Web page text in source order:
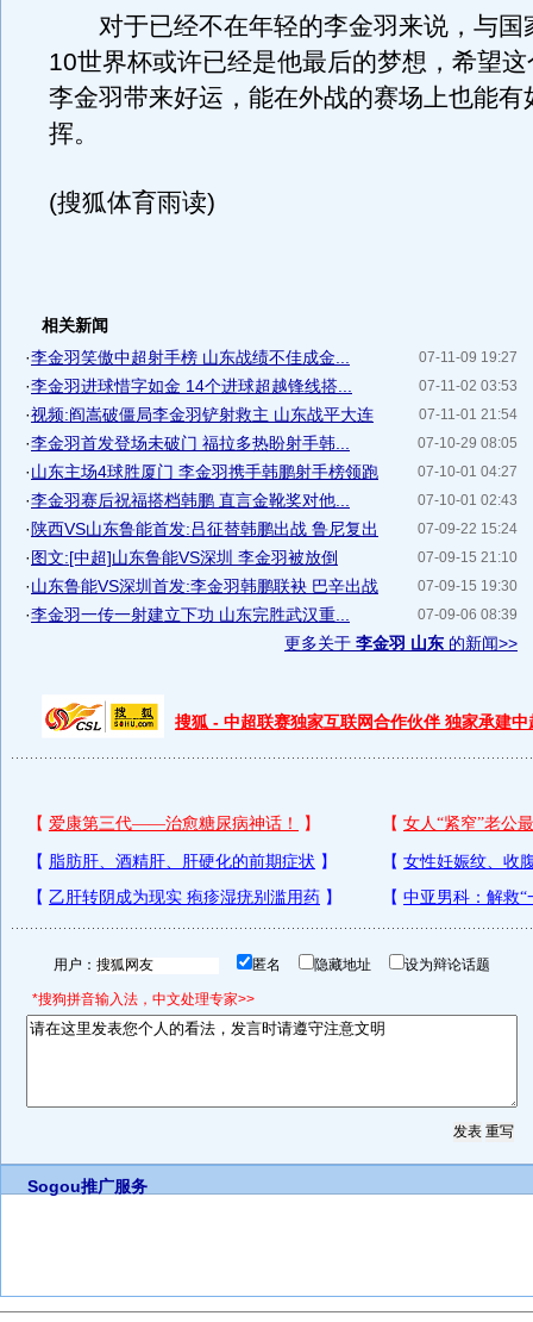
对于已经不在年轻的李金羽来说，与国
10世界杯或许已经是他最后的梦想，希望
李金羽带来好运，能在外战的赛场上也能有
挥。
(搜狐体育雨读)
相关新闻
07-11-09 19:27
·李金羽笑傲中超射手榜 山东战绩不佳成金...
07-11-02 03:53
·李金羽进球惜字如金 14个进球超越锋线搭...
07-11-01 21:54
·视频:阎嵩破僵局李金羽铲射救主 山东战平大连
07-10-29 08:05
·李金羽首发登场未破门 福拉多热盼射手韩...
07-10-01 04:27
·山东主场4球胜厦门 李金羽携手韩鹏射手榜领跑
07-10-01 02:43
·李金羽赛后祝福搭档韩鹏 直言金靴奖对他...
07-09-22 15:24
· 陕西VS山东鲁能首发:吕征替韩鹏出战 鲁尼复出
07-09-15 21:10
·图文:[中超]山东鲁能VS深圳 李金羽被放倒
07-09-15 19:30
·山东鲁能VS深圳首发:李金羽韩鹏联袂 巴辛出战
07-09-06 08:39
·李金羽一传一射建立下功 山东完胜武汉重...
更多关于 李金羽 山东 的新闻>>
搜狐 - 中超联赛独家互联网合作伙伴 独家承建中
用户： 匿名 隐藏地址 设为辩论话题
*搜狗拼音输入法，中文处理专家>>
Sogou推广服务